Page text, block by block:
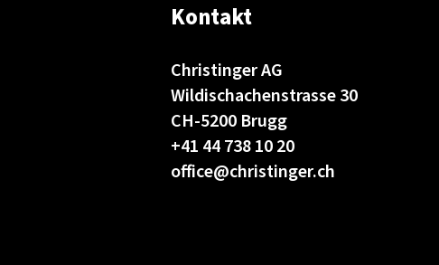
Kontakt
Christinger AG
Wildischachenstrasse 30
CH-5200 Brugg
+41 44 738 10 20
office@christinger.ch